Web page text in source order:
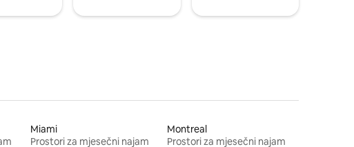
Miami
Prostori za mjesečni najam
Montreal
Prostori za mjesečni najam